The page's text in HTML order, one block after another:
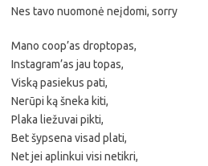
Nes tavo nuomonė neįdomi, sorry
Mano coop’as droptopas,
Instagram’as jau topas,
Viską pasiekus pati,
Nerūpi ką šneka kiti,
Plaka liežuvai pikti,
Bet šypsena visad plati,
Net jei aplinkui visi netikri,